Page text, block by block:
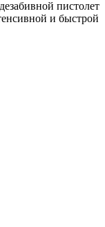
пистолет
и быстрой